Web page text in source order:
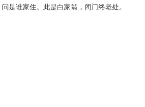
是谁家住。此是白家翁，闭门终老处。